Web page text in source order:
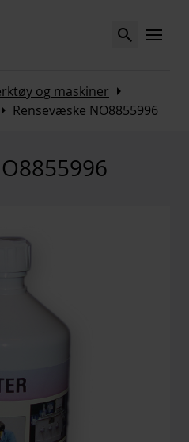
Search MENU
og maskiner Arrow_right
Arrow_right Rensevæske NO8855996